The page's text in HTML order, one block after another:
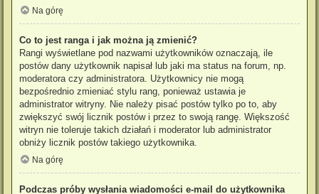
Na górę
Co to jest ranga i jak można ją zmienić?
Rangi wyświetlane pod nazwami użytkowników oznaczają, ile
postów dany użytkownik napisał lub jaki ma status na forum, np.
moderatora czy administratora. Użytkownicy nie mogą
bezpośrednio zmieniać stylu rang, ponieważ ustawia je
administrator witryny. Nie należy pisać postów tylko po to, aby
zwiększyć swój licznik postów i przez to swoją rangę. Większość
witryn nie toleruje takich działań i moderator lub administrator
obniży licznik postów takiego użytkownika.
Na górę
Podczas próby wysłania wiadomości e-mail do użytkownika